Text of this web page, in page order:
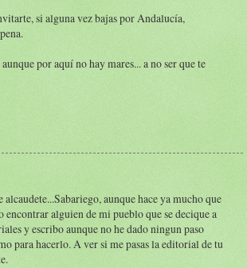
si alguna vez bajas por Andalucía,
por aquí no hay mares... a no ser que te
aunque hace ya mucho que
alguien de mi pueblo que se decique a
y escribo aunque no he dado ningun paso
para hacerlo. A ver si me pasas la editorial de tu